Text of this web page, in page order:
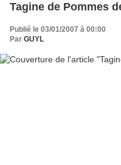
Tagine de Pommes
Publié le 03/01/2007 à 00:00
Par GUYL